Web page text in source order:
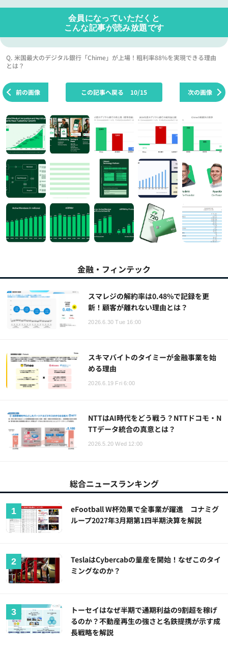
会員になっていただくと
こんな記事が読み放題です
Q. 米国最大のデジタル銀行「Chime」が上場！粗利率88%を実現できる理由
とは？
前の画像 次の画像
この記事へ戻る 10/15
金融・フィンテック
スマレジの解約率は0.48%で記録を更
新！顧客が離れない理由とは？
2026.6.30 Tue 16:00
スキマバイトのタイミーが金融事業を始
める理由
2026.6.19 Fri 6:00
NTTはAI時代をどう戦う？NTTドコモ・N
TTデータ統合の真意とは？
2026.5.20 Wed 12:00
総合ニュースランキング
eFootball W杯効果で全事業が躍進 コナミグ
ループ2027年3月期第1四半期決算を解説
TeslaはCybercabの量産を開始！なぜこのタイ
ミングなのか？
トーセイはなぜ半期で通期利益の9割超を稼げ
るのか？不動産再生の強さと名鉄提携が示す成
長戦略を解説